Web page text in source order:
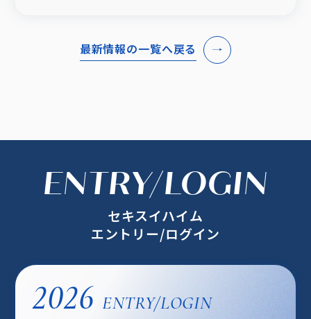
最新情報の一覧へ戻る
ENTRY/LOGIN
セキスイハイム
エントリー/ログイン
2026 ENTRY/LOGIN